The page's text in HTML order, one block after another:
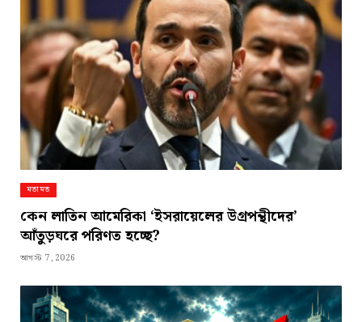
মতামত
কেন লাতিন আমেরিকা ‘ইসরায়েলের উগ্রপন্থীদের’
আঁতুড়ঘরে পরিণত হচ্ছে?
আগস্ট 7, 2026